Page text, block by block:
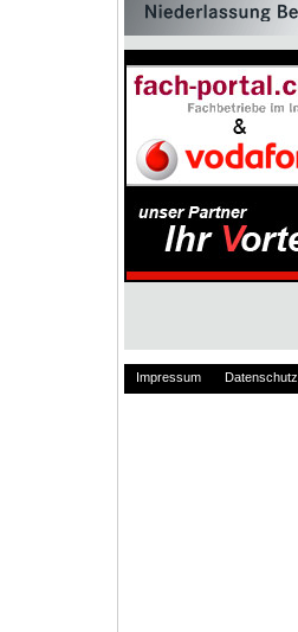
Impressum Datenschutz